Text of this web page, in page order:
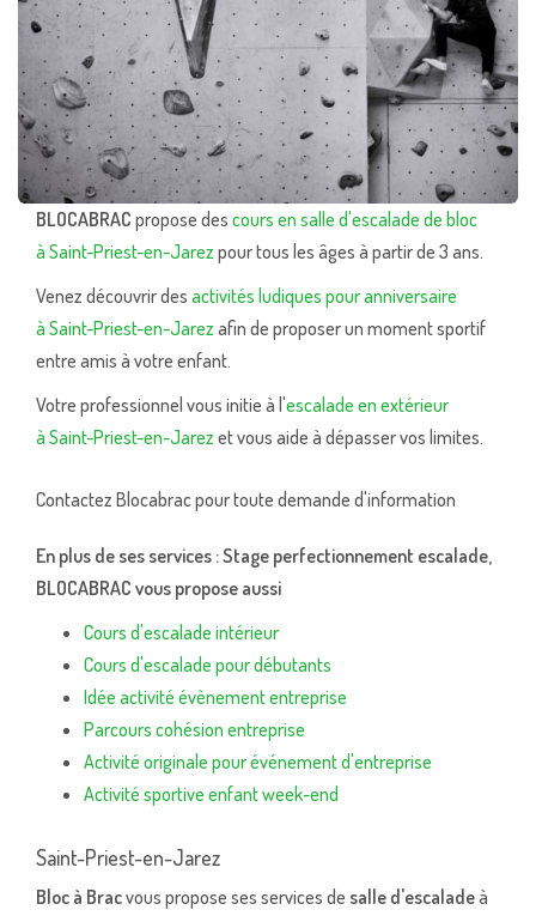
BLOCABRAC propose des cours en salle d'escalade de bloc
à Saint-Priest-en-Jarezpour tous les âges à partir de 3 ans.
Venez découvrir des activités ludiques pour anniversaire
à Saint-Priest-en-Jarezafin de proposer un moment sportif
entre amis à votre enfant.
Votre professionnel vous initie à l'escalade en extérieur
à Saint-Priest-en-Jarezet vous aide à dépasser vos limites.
Contactez Blocabrac pour toute demande d'information
En plus de ses services :Stage perfectionnement escalade,
BLOCABRAC vous propose aussi
Cours d'escalade intérieur
Cours d'escalade pour débutants
Idée activité évènement entreprise
Parcours cohésion entreprise
Activité originale pour événement d'entreprise
Activité sportive enfant week-end
Saint-Priest-en-Jarez
Bloc à Bracvous propose ses services de salle d'escaladeà